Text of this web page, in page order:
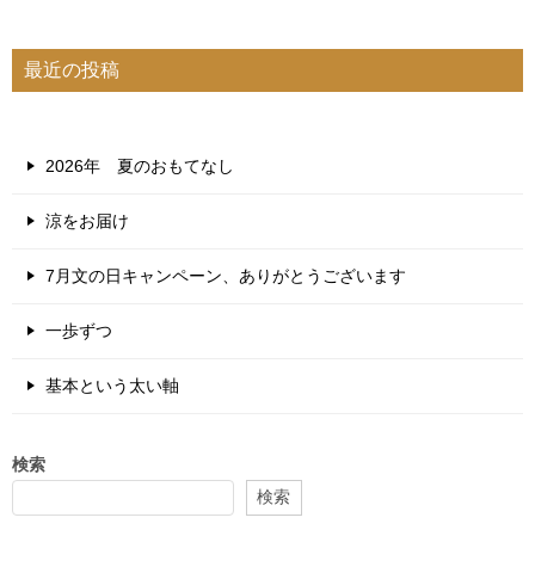
最近の投稿
2026年 夏のおもてなし
涼をお届け
7月文の日キャンペーン、ありがとうございます
一歩ずつ
基本という太い軸
検索
検索